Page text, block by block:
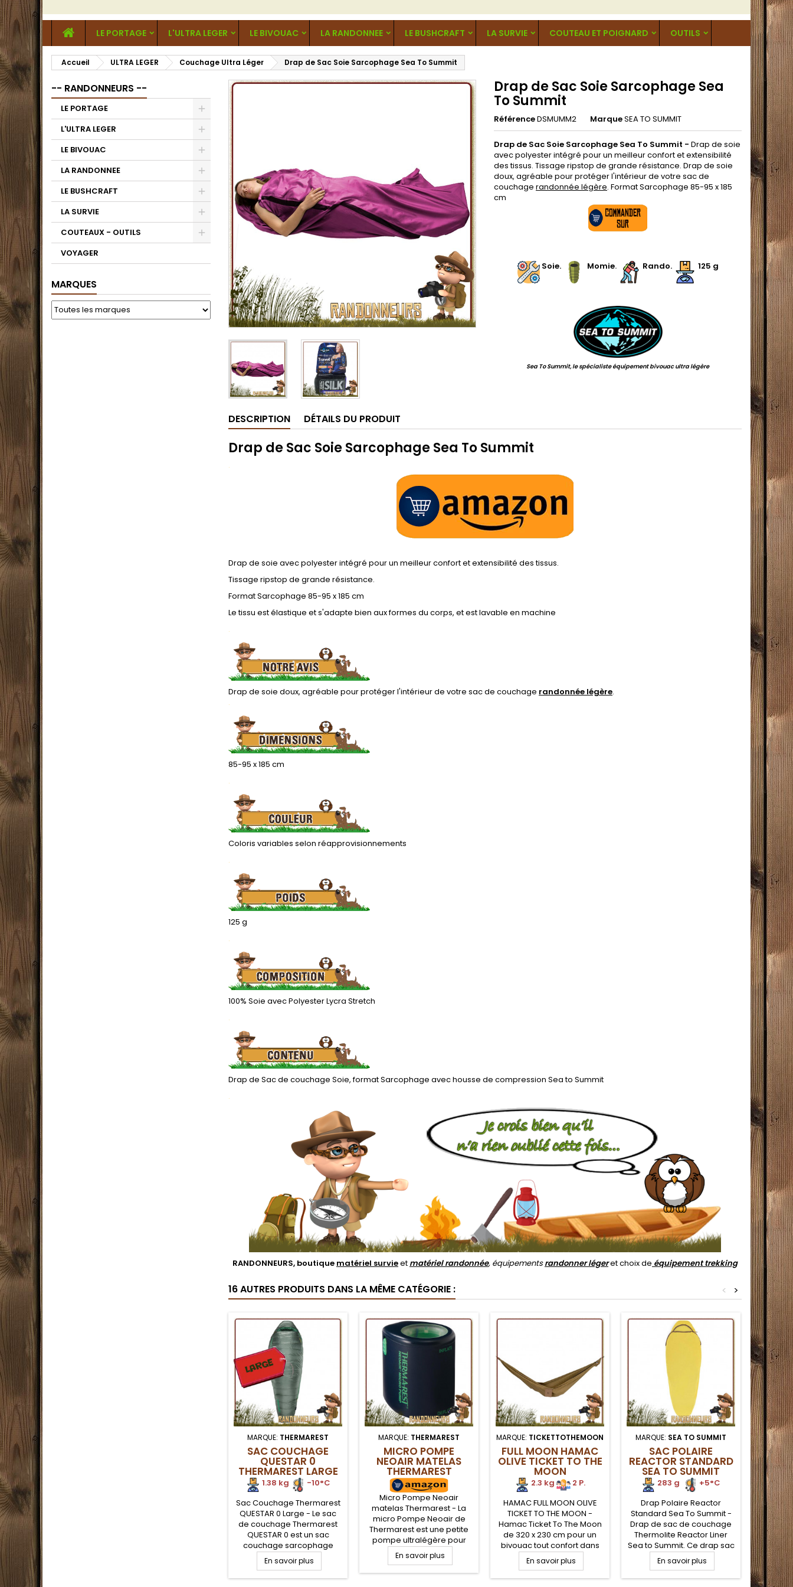
LE PORTAGE L'ULTRA LEGER LE BIVOUAC LA RANDONNEE LE BUSHCRAFT LA SURVIE COUTEAU ET POIGNARD OUTILS
Accueil ULTRA LEGER Couchage Ultra Léger Drap de Sac Soie Sarcophage Sea To Summit
-- RANDONNEURS --
LE PORTAGE
L'ULTRA LEGER
LE BIVOUAC
LA RANDONNEE
LE BUSHCRAFT
LA SURVIE
COUTEAUX - OUTILS
VOYAGER
MARQUES
Drap de Sac Soie Sarcophage Sea
To Summit
RéférenceDSMUMM2 MarqueSEA TO SUMMIT
Drap de Sac Soie Sarcophage Sea To Summit - Drap de soie
avec polyester intégré pour un meilleur confort et extensibilité
des tissus. Tissage ripstop de grande résistance. Drap de soie
doux, agréable pour protéger l'intérieur de votre sac de
couchage randonnée légère. Format Sarcophage 85-95 x 185
cm
. Soie. Momie. Rando. 125 g
Sea To Summit, le spécialiste équipement bivouac ultra légère
DESCRIPTION DÉTAILS DU PRODUIT
Drap de Sac Soie Sarcophage Sea To Summit
.
Drap de soie avec polyester intégré pour un meilleur confort et extensibilité des tissus.
Tissage ripstop de grande résistance.
Format Sarcophage 85-95 x 185 cm
Le tissu est élastique et s'adapte bien aux formes du corps, et est lavable en machine
.
Drap de soie doux, agréable pour protéger l'intérieur de votre sac de couchage randonnée légère.
.
85-95 x 185 cm
.
Coloris variables selon réapprovisionnements
.
125 g
.
100% Soie avec Polyester Lycra Stretch
.
Drap de Sac de couchage Soie, format Sarcophage avec housse de compression Sea to Summit
.
RANDONNEURS, boutique matériel survieet matériel randonnée, équipementsrandonner légeret choix de équipement trekking
16 AUTRES PRODUITS DANS LA MÊME CATÉGORIE : >
<
MARQUE: THERMAREST
SAC COUCHAGE
QUESTAR 0
THERMAREST LARGE
1.38 kg
-10°C
Sac Couchage Thermarest
QUESTAR 0 Large - Le sac
de couchage Thermarest
QUESTAR 0 est un sac
couchage sarcophage
dont l'isolation 3-4 saisons
est faite en duvet de canard
hydrophobe NikWax 650
En savoir plus
MARQUE: THERMAREST
MICRO POMPE
NEOAIR MATELAS
THERMAREST
Micro Pompe Neoair
matelas Thermarest - La
micro Pompe Neoair de
Thermarest est une petite
pompe ultralégère pour
gonfler et dégonfler sans
effort tous les matelas
gonflants de la gamme
En savoir plus
MARQUE: TICKETTOTHEMOON
FULL MOON HAMAC
OLIVE TICKET TO THE
MOON
2.3 kg
2 P.
HAMAC FULL MOON OLIVE
TICKET TO THE MOON -
Hamac Ticket To The Moon
de 320 x 230 cm pour un
bivouac tout confort dans
les grands espaces.
Profitez de grands
moments de détente et un
En savoir plus
MARQUE: SEA TO SUMMIT
SAC POLAIRE
REACTOR STANDARD
SEA TO SUMMIT
283 g
+5°C
Drap Polaire Reactor
Standard Sea To Summit -
Drap de sac de couchage
Thermolite Reactor Liner
Sea to Summit. Ce drap sac
polaire thermolite (tissu
doux, extensible et
confortable) est plus
En savoir plus
Sac
To
en